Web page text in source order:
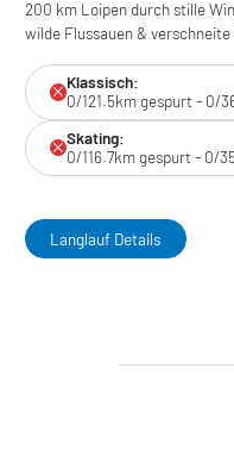
200 km Loipen durch stille
wilde Flussauen &
Klassisch:
0/121.5km gespurt - 0/
Skating:
0/116.7km gespurt - 0/
Langlauf Details